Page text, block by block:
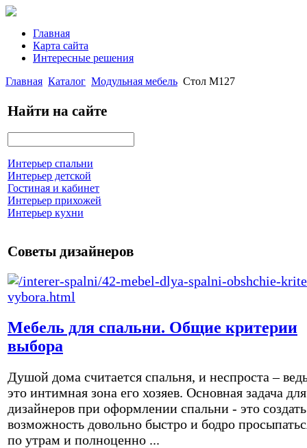
Главная
Карта сайта
Интересные решения
Главная Каталог Модульная мебель Стол М127
Найти на сайте
Интерьер спальни
Интерьер детской
Гостиная и кабинет
Интерьер прихожей
Интерьер кухни
Советы дизайнеров
Мебель для спальни. Общие критерии
выбора
Душой дома считается спальня, и неспроста –
это интимная зона его хозяев. Основная задача для
дизайнеров при оформлении спальни - это создать
возможность довольно быстро и бодро
по утрам и полноценно ...